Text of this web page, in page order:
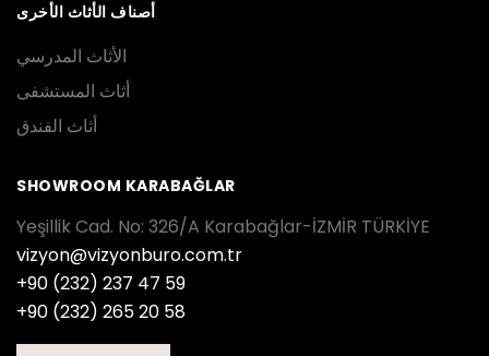
أصناف الأثاث الأخرى
الأثاث المدرسي
أثاث المستشفى
أثاث الفندق
SHOWROOM KARABAĞLAR
Yeşillik Cad. No: 326/A Karabağlar-İZMİR TÜRKİYE
vizyon@vizyonburo.com.tr
+90 (232) 237 47 59
+90 (232) 265 20 58